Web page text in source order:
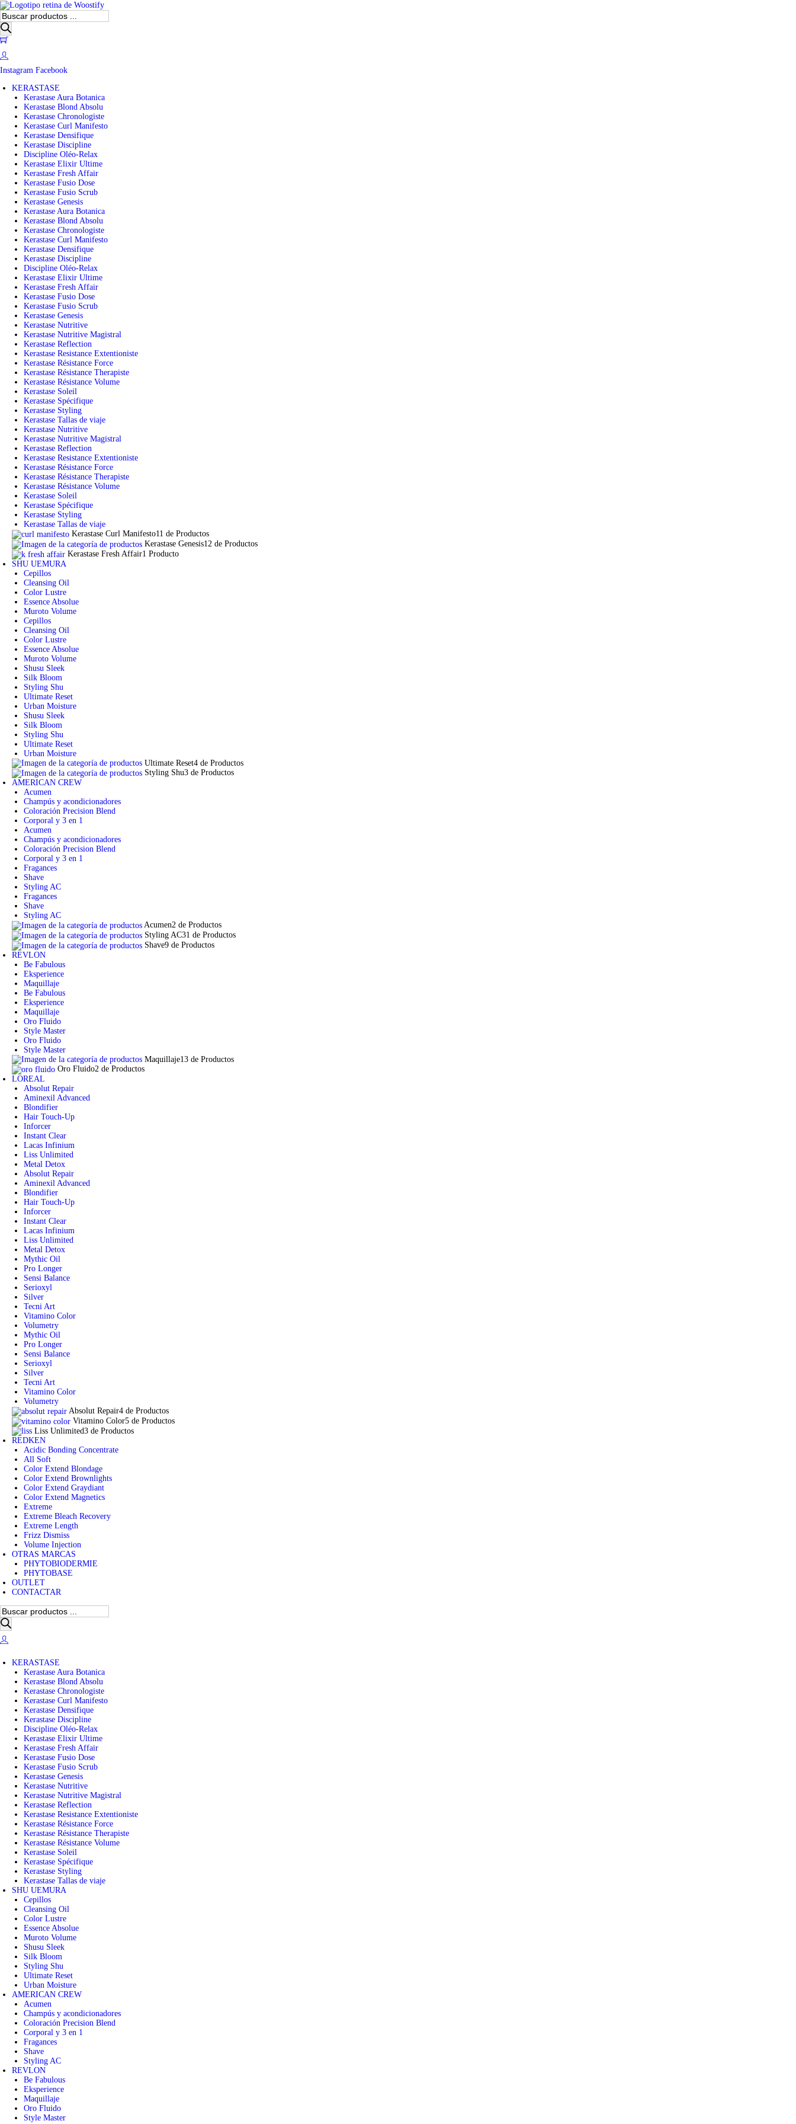
B
ú
s
q
u
e
d
d
Instagram Facebook
KERASTASE
Kerastase Aura Botanica
Kerastase Blond Absolu
Kerastase Chronologiste
Kerastase Curl Manifesto
Kerastase Densifique
Kerastase Discipline
Discipline Oléo-Relax
Kerastase Elixir Ultime
Kerastase Fresh Affair
Kerastase Fusio Dose
Kerastase Fusio Scrub
Kerastase Genesis
Kerastase Aura Botanica
Kerastase Blond Absolu
Kerastase Chronologiste
Kerastase Curl Manifesto
Kerastase Densifique
Kerastase Discipline
Discipline Oléo-Relax
Kerastase Elixir Ultime
Kerastase Fresh Affair
Kerastase Fusio Dose
Kerastase Fusio Scrub
Kerastase Genesis
Kerastase Nutritive
Kerastase Nutritive Magistral
Kerastase Reflection
Kerastase Resistance Extentioniste
Kerastase Résistance Force
Kerastase Résistance Therapiste
Kerastase Résistance Volume
Kerastase Soleil
Kerastase Spécifique
Kerastase Styling
Kerastase Tallas de viaje
Kerastase Nutritive
Kerastase Nutritive Magistral
Kerastase Reflection
Kerastase Resistance Extentioniste
Kerastase Résistance Force
Kerastase Résistance Therapiste
Kerastase Résistance Volume
Kerastase Soleil
Kerastase Spécifique
Kerastase Styling
Kerastase Tallas de viaje
Kerastase Curl Manifesto11 de Productos
Kerastase Genesis12 de Productos
Kerastase Fresh Affair1 Producto
SHU UEMURA
Cepillos
Cleansing Oil
Color Lustre
Essence Absolue
Muroto Volume
Cepillos
Cleansing Oil
Color Lustre
Essence Absolue
Muroto Volume
Shusu Sleek
Silk Bloom
Styling Shu
Ultimate Reset
Urban Moisture
Shusu Sleek
Silk Bloom
Styling Shu
Ultimate Reset
Urban Moisture
Ultimate Reset4 de Productos
Styling Shu3 de Productos
AMERICAN CREW
Acumen
Champús y acondicionadores
Coloración Precision Blend
Corporal y 3 en 1
Acumen
Champús y acondicionadores
Coloración Precision Blend
Corporal y 3 en 1
Fragances
Shave
Styling AC
Fragances
Shave
Styling AC
Acumen2 de Productos
Styling AC31 de Productos
Shave9 de Productos
REVLON
Be Fabulous
Eksperience
Maquillaje
Be Fabulous
Eksperience
Maquillaje
Oro Fluido
Style Master
Oro Fluido
Style Master
Maquillaje13 de Productos
Oro Fluido2 de Productos
LOREAL
Absolut Repair
Aminexil Advanced
Blondifier
Hair Touch-Up
Inforcer
Instant Clear
Lacas Infinium
Liss Unlimited
Metal Detox
Absolut Repair
Aminexil Advanced
Blondifier
Hair Touch-Up
Inforcer
Instant Clear
Lacas Infinium
Liss Unlimited
Metal Detox
Mythic Oil
Pro Longer
Sensi Balance
Serioxyl
Silver
Tecni Art
Vitamino Color
Volumetry
Mythic Oil
Pro Longer
Sensi Balance
Serioxyl
Silver
Tecni Art
Vitamino Color
Volumetry
Absolut Repair4 de Productos
Vitamino Color5 de Productos
Liss Unlimited3 de Productos
REDKEN
Acidic Bonding Concentrate
All Soft
Color Extend Blondage
Color Extend Brownlights
Color Extend Graydiant
Color Extend Magnetics
Extreme
Extreme Bleach Recovery
Extreme Length
Frizz Dismiss
Volume Injection
OTRAS MARCAS
PHYTOBIODERMIE
PHYTOBASE
OUTLET
CONTACTAR
B
ú
s
q
d
KERASTASE
Kerastase Aura Botanica
Kerastase Blond Absolu
Kerastase Chronologiste
Kerastase Curl Manifesto
Kerastase Densifique
Kerastase Discipline
Discipline Oléo-Relax
Kerastase Elixir Ultime
Kerastase Fresh Affair
Kerastase Fusio Dose
Kerastase Fusio Scrub
Kerastase Genesis
Kerastase Nutritive
Kerastase Nutritive Magistral
Kerastase Reflection
Kerastase Resistance Extentioniste
Kerastase Résistance Force
Kerastase Résistance Therapiste
Kerastase Résistance Volume
Kerastase Soleil
Kerastase Spécifique
Kerastase Styling
Kerastase Tallas de viaje
SHU UEMURA
Cepillos
Cleansing Oil
Color Lustre
Essence Absolue
Muroto Volume
Shusu Sleek
Silk Bloom
Styling Shu
Ultimate Reset
Urban Moisture
AMERICAN CREW
Acumen
Champús y acondicionadores
Coloración Precision Blend
Corporal y 3 en 1
Fragances
Shave
Styling AC
REVLON
Be Fabulous
Eksperience
Maquillaje
Oro Fluido
Style Master